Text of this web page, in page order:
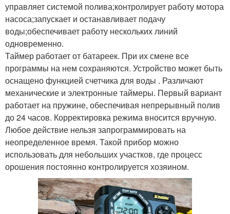
управляет системой полива;контролирует работу мотора
насоса;запускает и останавливает подачу
воды;обеспечивает работу нескольких линий
одновременно.
Таймер работает от батареек. При их смене все
программы на нем сохраняются. Устройство может быть
оснащено функцией счетчика для воды . Различают
механические и электронные таймеры. Первый вариант
работает на пружине, обеспечивая непрерывный полив
до 24 часов. Корректировка режима вносится вручную.
Любое действие нельзя запрограммировать на
неопределенное время. Такой прибор можно
использовать для небольших участков, где процесс
орошения постоянно контролируется хозяином.